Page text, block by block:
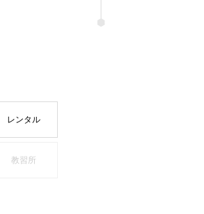
レンタル
教習所